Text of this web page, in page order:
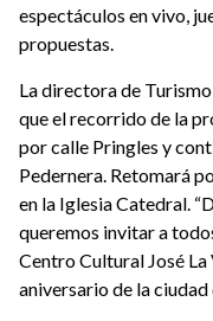
espectáculos en vivo,
propuestas.
La directora de
que el recorrido de la
por calle Pringles y
Pedernera. Retomará
en la Iglesia Catedral.
queremos invitar a
Centro Cultural José La
aniversario de la ciudad